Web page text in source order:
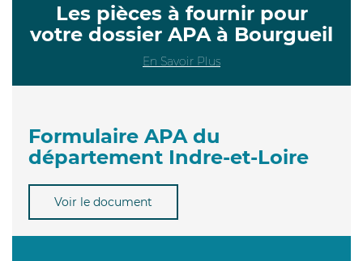
Les pièces à fournir pour
votre dossier APA à Bourgueil
En Savoir Plus
Formulaire APA du
département Indre-et-Loire
Voir le document